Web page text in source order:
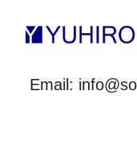
Email: